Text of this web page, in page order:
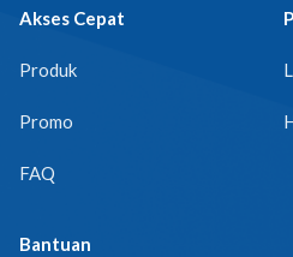
Akses Cepat
Produk
Promo
FAQ
Bantuan